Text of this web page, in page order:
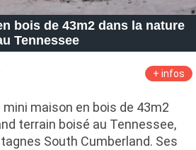
bois de 43m2 dans la nature
Tennessee
+ infos
maison en bois de 43m2
terrain boisé au Tennessee,
South Cumberland. Ses